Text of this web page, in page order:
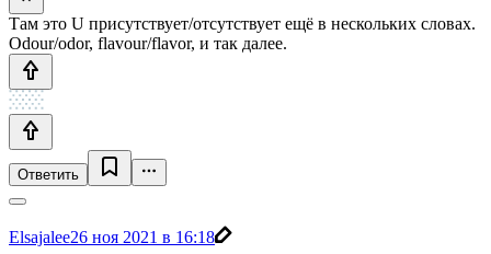
Там это U присутствует/отсутствует ещё в нескольких словах.
Odour/odor, flavour/flavor, и так далее.
Ответить
Elsajalee26 ноя 2021 в 16:18